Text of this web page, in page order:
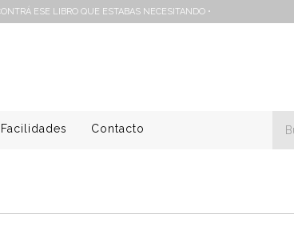
ESE LIBRO QUE ESTABAS NECESITANDO •
Facilidades Contacto